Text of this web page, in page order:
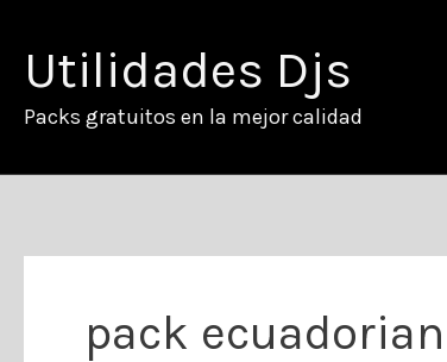
contenido
Utilidades Djs
Packs gratuitos en la mejor calidad
pack